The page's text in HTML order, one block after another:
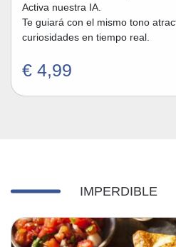
Activa nuestra IA.
Te guiará con el mismo tono
curiosidades en tiempo real.
€ 4,99
IMPERDIBLE